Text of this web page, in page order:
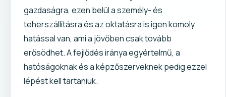
gazdaságra, ezen belül a személy- és
teherszállításra és az oktatásra is igen komoly
hatással van, ami a jövőben csak tovább
erősödhet. A fejlődés iránya egyértelmű, a
hatóságoknak és a képzőszerveknek pedig ezzel
lépést kell tartaniuk.